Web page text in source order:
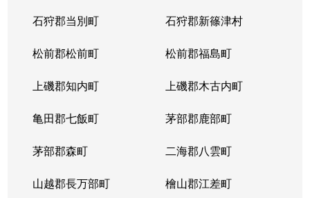
石狩郡当別町 石狩郡新篠津村
松前郡松前町 松前郡福島町
上磯郡知内町 上磯郡木古内町
亀田郡七飯町 茅部郡鹿部町
茅部郡森町 二海郡八雲町
山越郡長万部町 檜山郡江差町